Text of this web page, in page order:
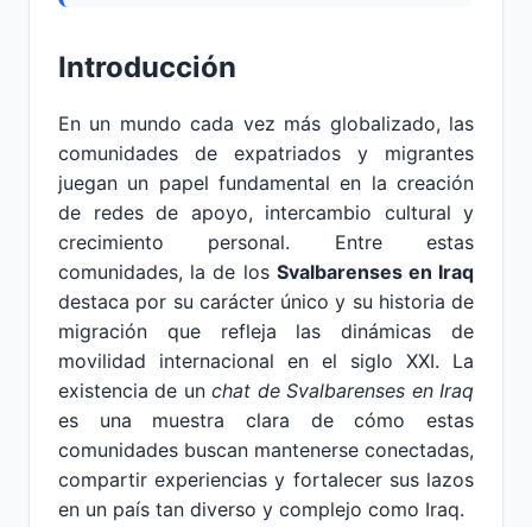
Introducción
En un mundo cada vez más globalizado, las
comunidades de expatriados y migrantes
juegan un papel fundamental en la creación
de redes de apoyo, intercambio cultural y
crecimiento personal. Entre estas
comunidades, la de los Svalbarenses en Iraq
destaca por su carácter único y su historia de
migración que refleja las dinámicas de
movilidad internacional en el siglo XXI. La
existencia de unchat de Svalbarenses en Iraq
es una muestra clara de cómo estas
comunidades buscan mantenerse conectadas,
compartir experiencias y fortalecer sus lazos
en un país tan diverso y complejo como Iraq.